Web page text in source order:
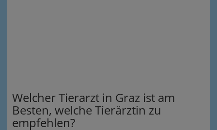
Welcher Tierarzt in Graz ist am
Besten, welche Tierärztin zu
empfehlen?